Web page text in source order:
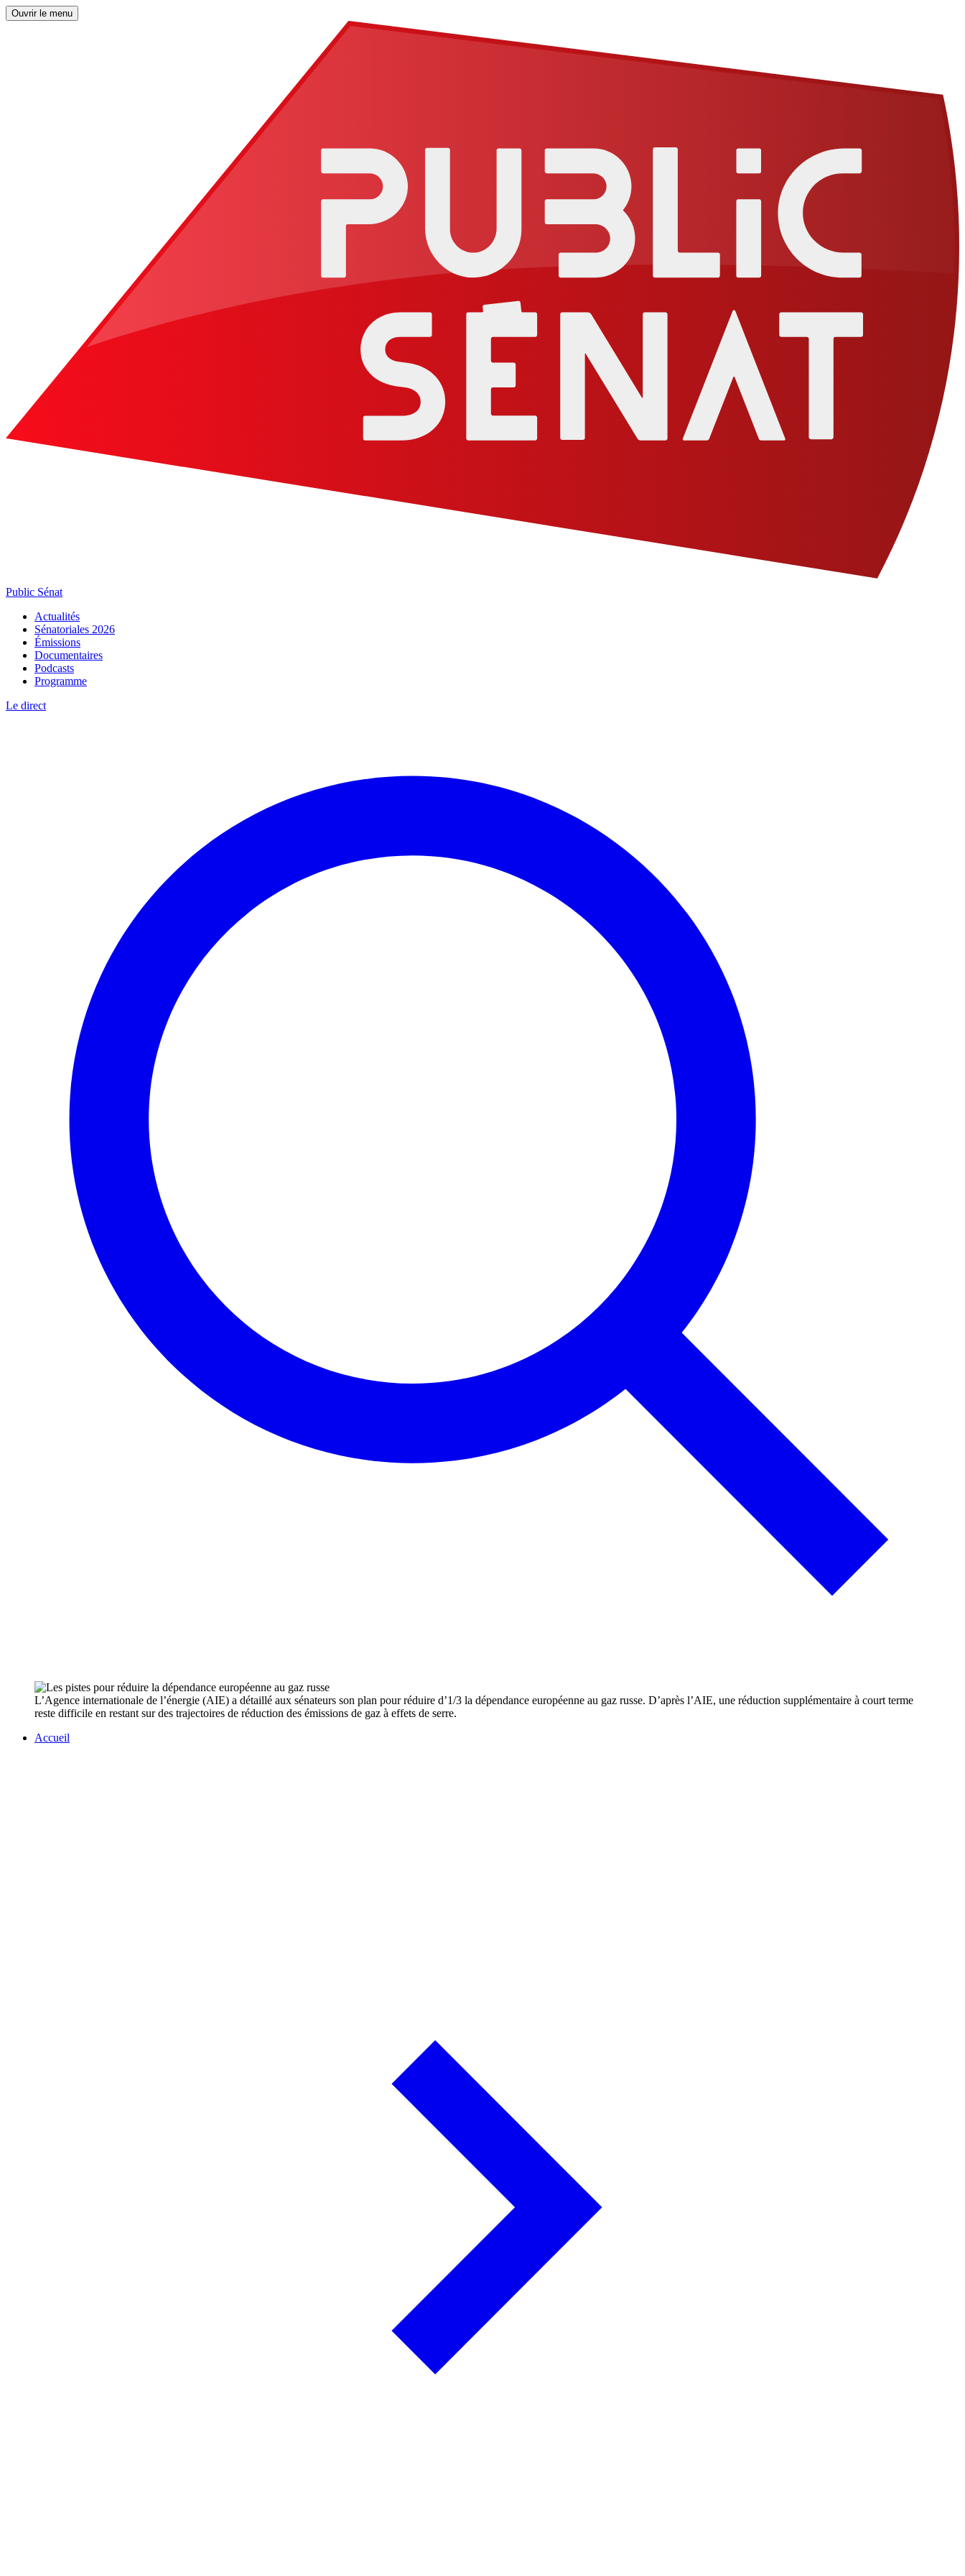
Ouvrir le menu
Public Sénat
Actualités
Sénatoriales 2026
Émissions
Documentaires
Podcasts
Programme
Le direct
L’Agence internationale de l’énergie (AIE) a détaillé aux sénateurs son plan pour réduire d’1/3 la dépendance européenne au gaz russe. D’après l’AIE, une réduction supplémentaire à court terme
reste difficile en restant sur des trajectoires de réduction des émissions de gaz à effets de serre.
Accueil